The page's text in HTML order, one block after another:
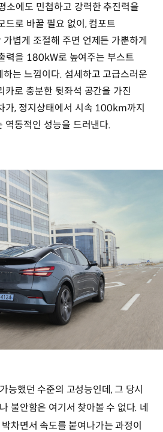
소에도 민첩하고 강력한 추진력을
드로 바꿀 필요 없이, 컴포트
볍게 조절해 주면 언제든 가뿐하게
력을 180kW로 높여주는 부스트
는 느낌이다. 섬세하고 고급스러운
카로 충분한 뒷좌석 공간을 가진
가, 정지상태에서 시속 100km까지
역동적인 성능을 드러낸다.
능했던 수준의 고성능인데, 그 당시
불안함은 여기서 찾아볼 수 없다. 네
차면서 속도를 붙여나가는 과정이